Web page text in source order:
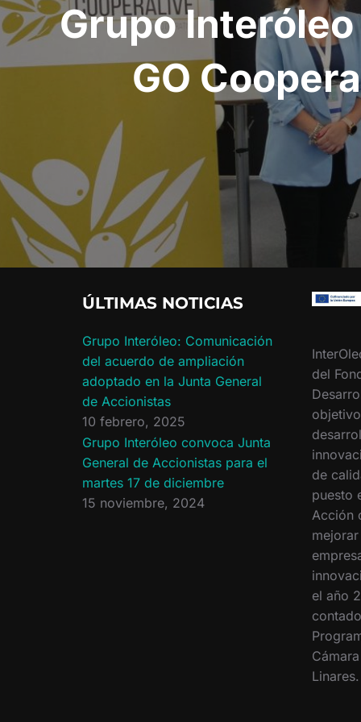
Grupo
GO
ÚLTIMAS NOTICIAS
Grupo Interóleo: Comunicación
del acuerdo de ampliación
adoptado en la Junta General
de Accionistas
10 febrero, 2025
Grupo Interóleo convoca Junta
General de Accionistas para el
martes 17 de diciembre
15 noviembre, 2024
del
de
puesto
Acción
el año